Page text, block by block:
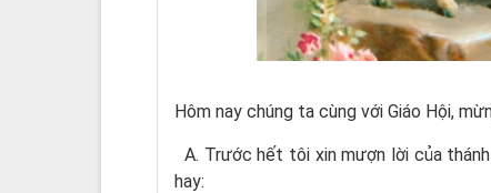
Hôm nay chúng ta cùng với Giáo Hội,
A. Trước hết tôi xin mượn lời của
hay: